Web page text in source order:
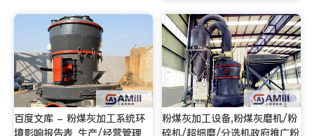
百度文库 - 粉煤灰加工系统环
粉煤灰加工设备,粉煤灰磨机/粉